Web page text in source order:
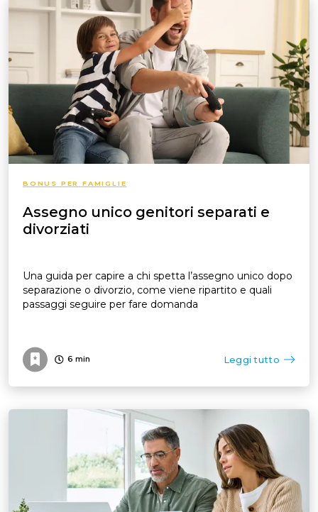
BONUS PER FAMIGLIE
Assegno unico genitori separati e
divorziati
Una guida per capire a chi spetta l’assegno unico dopo
separazione o divorzio, come viene ripartito e quali
passaggi seguire per fare domanda
6 min Leggi tutto